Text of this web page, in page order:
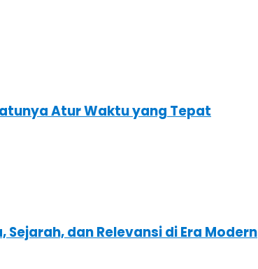
Atur Waktu yang Tepat
dan Relevansi di Era Modern